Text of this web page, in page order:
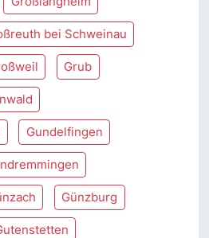
bei Schweinau
Grub
Gundelfingen
Günzburg